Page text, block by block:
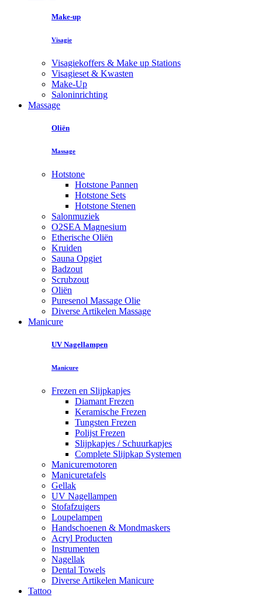
Make-up
Visagie
Visagiekoffers & Make up Stations
Visagieset & Kwasten
Make-Up
Saloninrichting
Massage
Oliën
Massage
Hotstone
Hotstone Pannen
Hotstone Sets
Hotstone Stenen
Salonmuziek
O2SEA Magnesium
Etherische Oliën
Kruiden
Sauna Opgiet
Badzout
Scrubzout
Oliën
Puresenol Massage Olie
Diverse Artikelen Massage
Manicure
UV Nagellampen
Manicure
Frezen en Slijpkapjes
Diamant Frezen
Keramische Frezen
Tungsten Frezen
Polijst Frezen
Slijpkapjes / Schuurkapjes
Complete Slijpkap Systemen
Manicuremotoren
Manicuretafels
Gellak
UV Nagellampen
Stofafzuigers
Loupelampen
Handschoenen & Mondmaskers
Acryl Producten
Instrumenten
Nagellak
Dental Towels
Diverse Artikelen Manicure
Tattoo